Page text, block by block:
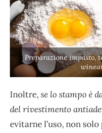
Preparazione
Inoltre,se lo stampo è
del rivestimento
evitarne l’uso, non